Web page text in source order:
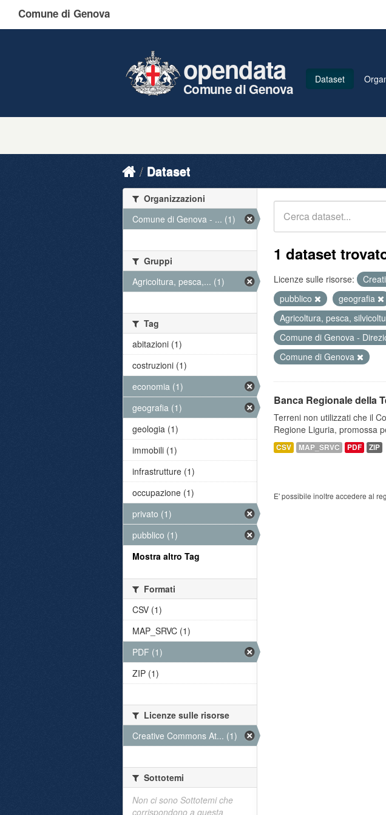
Comune di Genova
opendata
Comune di Genova
Dataset
Dataset
1 dataset
Licenze sulle risorse:
pubblico
geografia
Agricoltura, pesca,
Comune di Genova -
Comune di Genova
Banca Regionale della
Terreni non utilizzati che il
Regione Liguria, promossa
CSV MAP_SRVC PDF ZIP
E' possibile inoltre accedere al
Organizzazioni
Comune di Genova - ... (1)
Gruppi
Agricoltura, pesca,... (1)
Tag
abitazioni (1)
costruzioni (1)
economia (1)
geografia (1)
geologia (1)
immobili (1)
infrastrutture (1)
occupazione (1)
privato (1)
pubblico (1)
Mostra altro Tag
Formati
CSV (1)
MAP_SRVC (1)
PDF (1)
ZIP (1)
Licenze sulle risorse
Creative Commons At... (1)
Sottotemi
Non ci sono Sottotemi che
corrispondono a questa